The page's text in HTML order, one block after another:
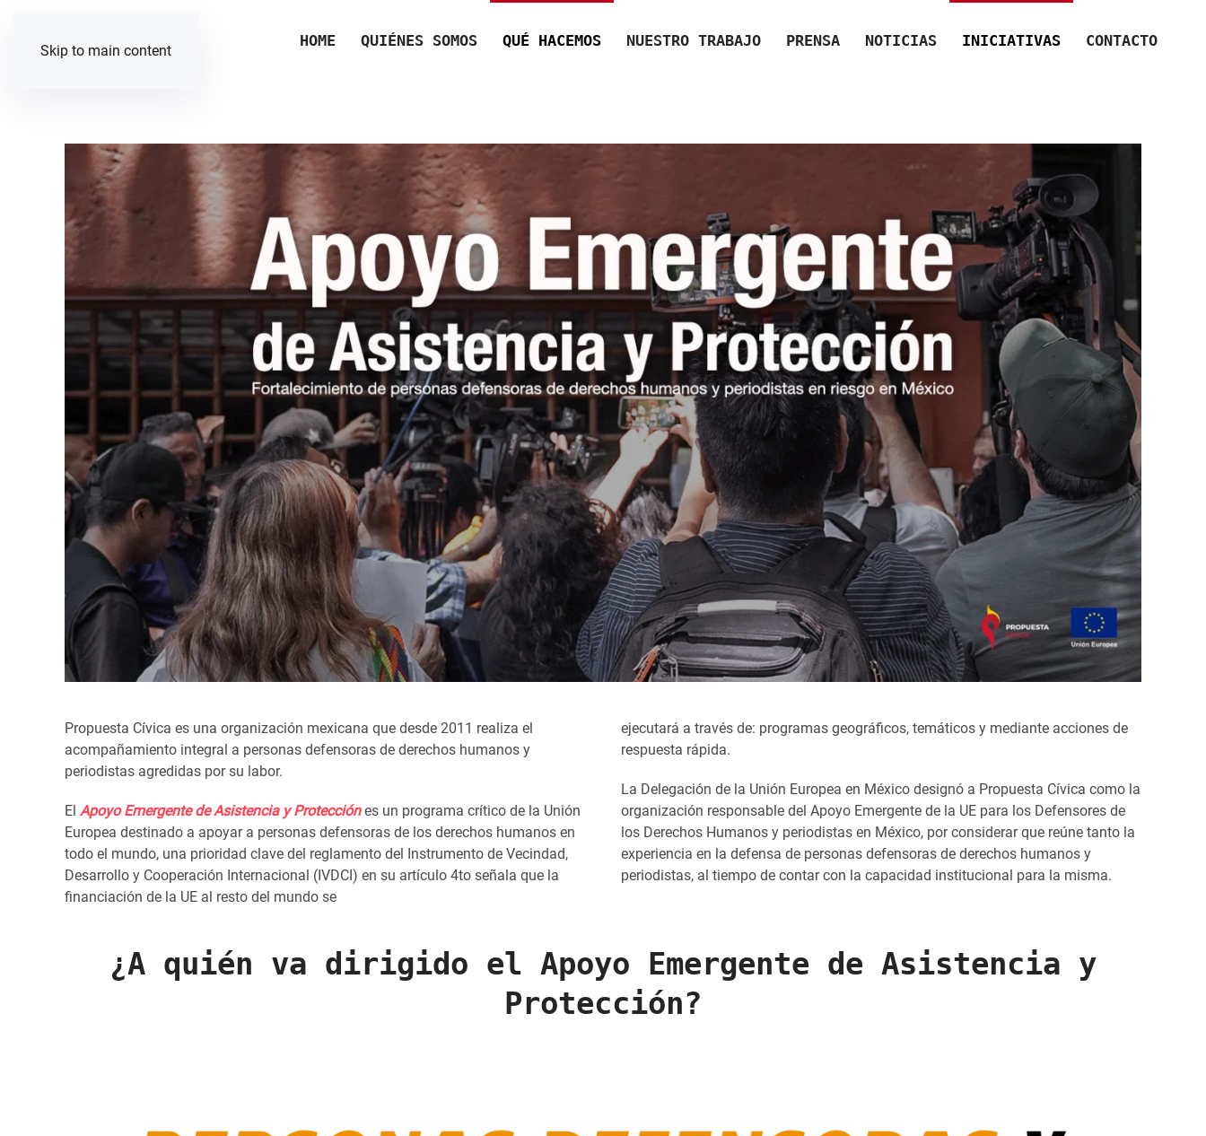
Skip to main content
HOME QUIÉNES SOMOS QUÉ HACEMOS NUESTRO TRABAJO PRENSA NOTICIAS INICIATIVAS CONTACTO
Propuesta Cívica es una organización mexicana que desde 2011 realiza el
acompañamiento integral a personas defensoras de derechos humanos y
periodistas agredidas por su labor.
El Apoyo Emergente de Asistencia y Protección es un programa crítico de la Unión
Europea destinado a apoyar a personas defensoras de los derechos humanos en
todo el mundo, una prioridad clave del reglamento del Instrumento de Vecindad,
Desarrollo y Cooperación Internacional (IVDCI) en su artículo 4to señala que la
financiación de la UE al resto del mundo se
ejecutará a través de: programas geográficos, temáticos y mediante acciones de
respuesta rápida.
La Delegación de la Unión Europea en México designó a Propuesta Cívica como la
organización responsable del Apoyo Emergente de la UE para los Defensores de
los Derechos Humanos y periodistas en México, por considerar que reúne tanto la
experiencia en la defensa de personas defensoras de derechos humanos y
periodistas, al tiempo de contar con la capacidad institucional para la misma.
¿A quién va dirigido el Apoyo Emergente de Asistencia y
Protección?